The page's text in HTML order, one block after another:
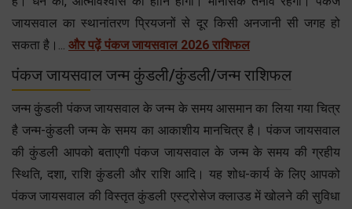
जायसवाल का स्थानांतरण प्रियजनों से दूर किसी अनजानी सी जगह हो
सकता है।... और पढ़ें पंकज जायसवाल 2026 राशिफल
पंकज जायसवाल जन्म कुंडली/कुंडली/जन्म राशिफल
जन्म कुंडली पंकज जायसवाल के जन्म के समय आसमान का लिया गया चित्र
है जन्म-कुंडली जन्म के समय का आकाशीय मानचित्र है। पंकज जायसवाल
की कुंडली आपको बताएगी पंकज जायसवाल के जन्म के समय की ग्रहीय
स्थिति, दशा, राशि कुंडली और राशि आदि। यह शोध-कार्य के लिए आपको
पंकज जायसवाल की विस्तृत कुंडली एस्ट्रोसेज क्लाउड में खोलने की सुविधा